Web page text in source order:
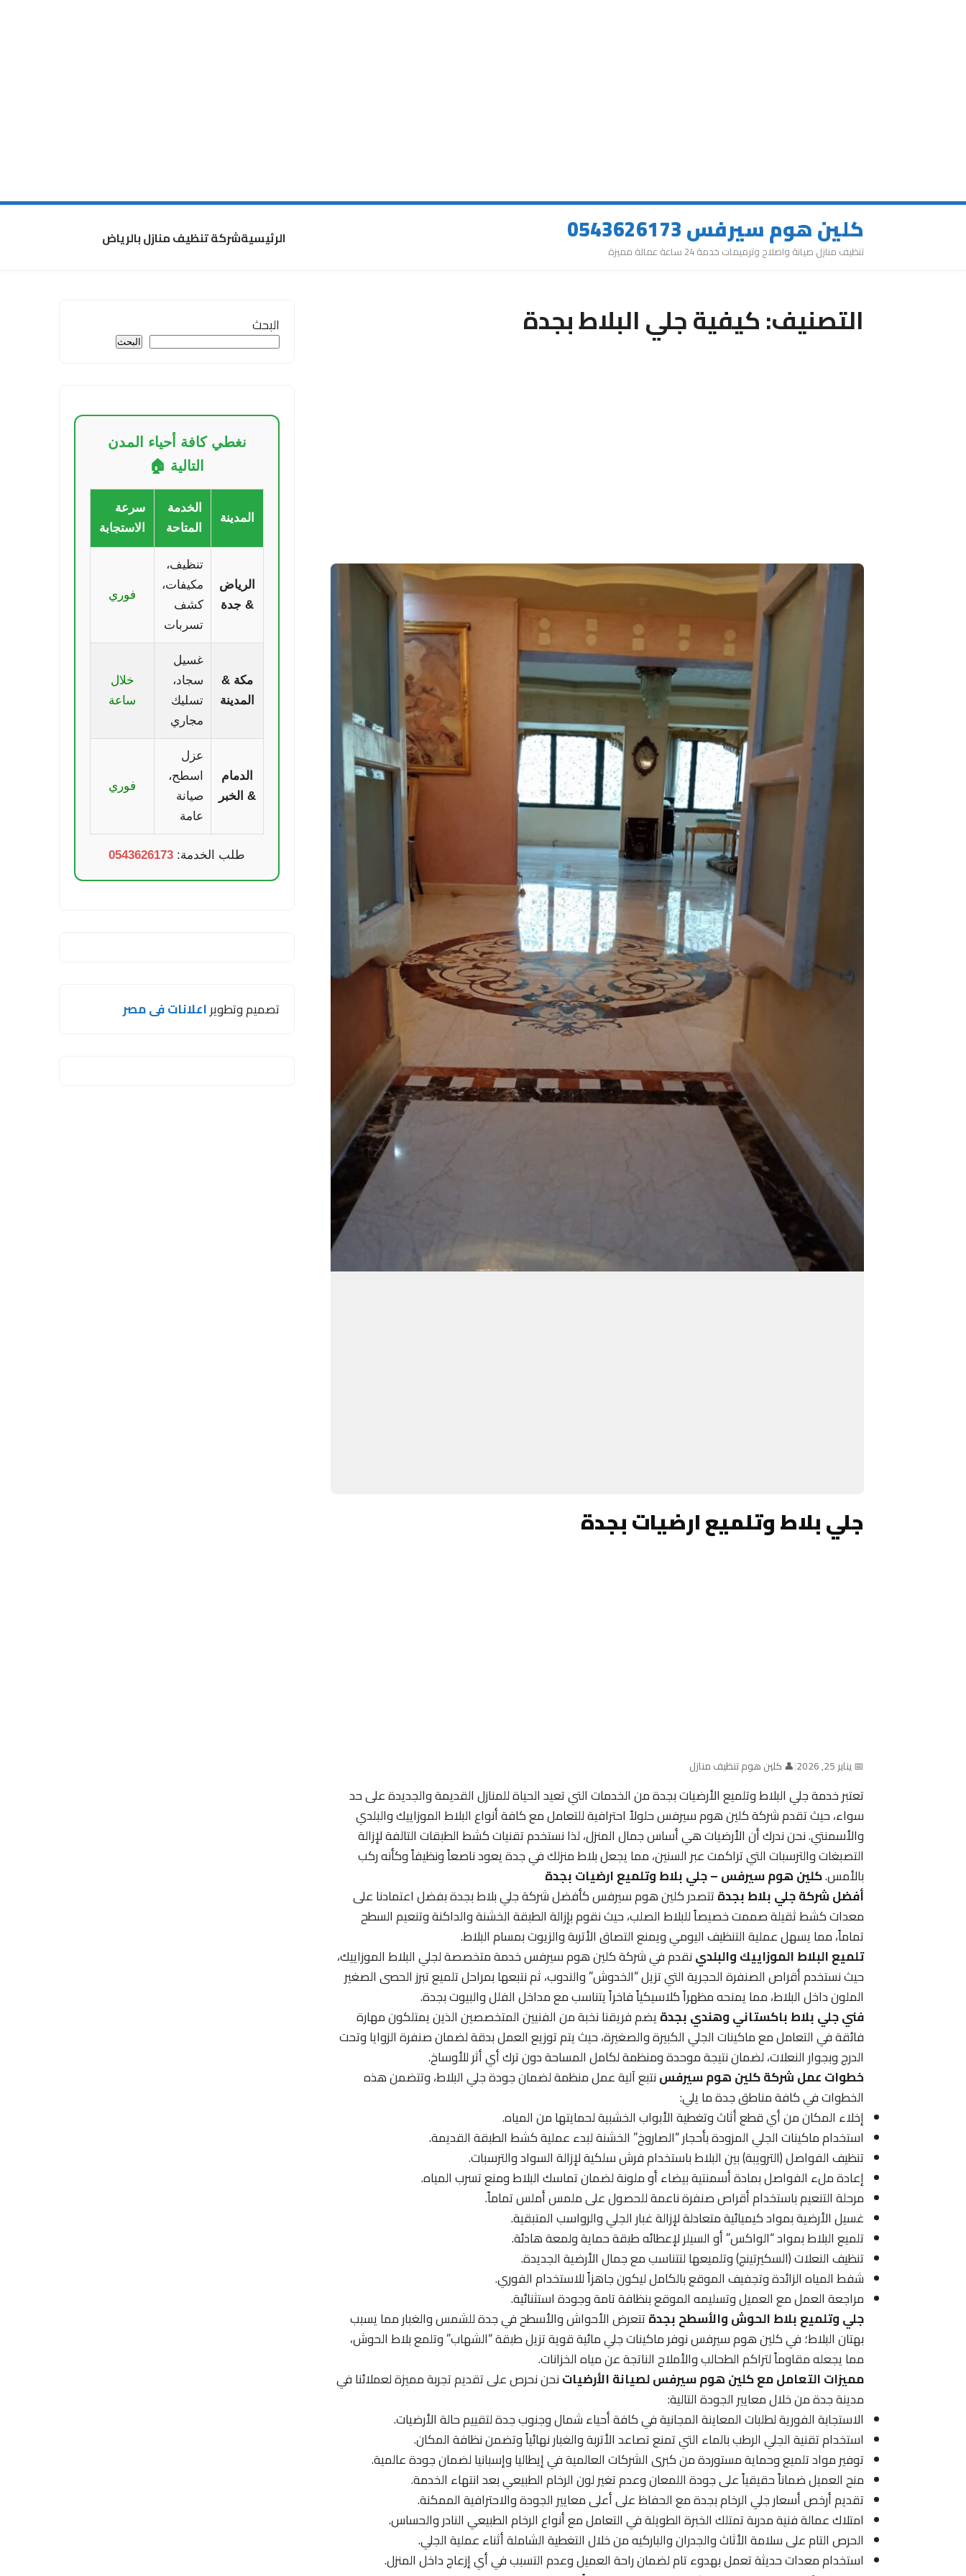
كلين هوم سيرفس 0543626173
تنظيف منازل صيانة واصلاح وترميمات خدمة 24 ساعة عمالة مميزة
الرئيسيةشركة تنظيف منازل بالرياض
التصنيف:كيفية جلي البلاط بجدة
جلي بلاط وتلميع ارضيات بجدة
📅 يناير 25, 2026 |👤 كلين هوم تنظيف منازل
تعتبر خدمة جلي البلاط وتلميع الأرضيات بجدة من الخدمات التي تعيد الحياة للمنازل القديمة والجديدة على حد
سواء، حيث تقدم شركة كلين هوم سيرفس حلولاً احترافية للتعامل مع كافة أنواع البلاط الموزاييك والبلدي
والأسمنتي. نحن ندرك أن الأرضيات هي أساس جمال المنزل، لذا نستخدم تقنيات كشط الطبقات التالفة لإزالة
التصبغات والترسبات التي تراكمت عبر السنين، مما يجعل بلاط منزلك في جدة يعود ناصعاً ونظيفاً وكأنه ركب
بالأمس.كلين هوم سيرفس – جلي بلاط وتلميع ارضيات بجدة
أفضل شركة جلي بلاط بجدةتتصدر كلين هوم سيرفس كأفضل شركة جلي بلاط بجدة بفضل اعتمادنا على
معدات كشط ثقيلة صممت خصيصاً للبلاط الصلب، حيث نقوم بإزالة الطبقة الخشنة والداكنة وتنعيم السطح
تماماً، مما يسهل عملية التنظيف اليومي ويمنع التصاق الأتربة والزيوت بمسام البلاط.
تلميع البلاط الموزاييك والبلدينقدم في شركة كلين هوم سيرفس خدمة متخصصة لجلي البلاط الموزاييك،
حيث نستخدم أقراص الصنفرة الحجرية التي تزيل “الخدوش” والندوب، ثم نتبعها بمراحل تلميع تبرز الحصى الصغير
الملون داخل البلاط، مما يمنحه مظهراً كلاسيكياً فاخراً يتناسب مع مداخل الفلل والبيوت بجدة.
فني جلي بلاط باكستاني وهندي بجدةيضم فريقنا نخبة من الفنيين المتخصصين الذين يمتلكون مهارة
فائقة في التعامل مع ماكينات الجلي الكبيرة والصغيرة، حيث يتم توزيع العمل بدقة لضمان صنفرة الزوايا وتحت
الدرج وبجوار النعلات، لضمان نتيجة موحدة ومنظمة لكامل المساحة دون ترك أي أثر للأوساخ.
خطوات عمل شركة كلين هوم سيرفسنتبع آلية عمل منظمة لضمان جودة جلي البلاط، وتتضمن هذه
الخطوات في كافة مناطق جدة ما يلي:
إخلاء المكان من أي قطع أثاث وتغطية الأبواب الخشبية لحمايتها من المياه.
استخدام ماكينات الجلي المزودة بأحجار “الصاروخ” الخشنة لبدء عملية كشط الطبقة القديمة.
تنظيف الفواصل (الترويبة) بين البلاط باستخدام فرش سلكية لإزالة السواد والترسبات.
إعادة ملء الفواصل بمادة أسمنتية بيضاء أو ملونة لضمان تماسك البلاط ومنع تسرب المياه.
مرحلة التنعيم باستخدام أقراص صنفرة ناعمة للحصول على ملمس أملس تماماً.
غسيل الأرضية بمواد كيميائية متعادلة لإزالة غبار الجلي والرواسب المتبقية.
تلميع البلاط بمواد “الواكس” أو السيلر لإعطائه طبقة حماية ولمعة هادئة.
تنظيف النعلات (السكيرتينج) وتلميعها لتتناسب مع جمال الأرضية الجديدة.
شفط المياه الزائدة وتجفيف الموقع بالكامل ليكون جاهزاً للاستخدام الفوري.
مراجعة العمل مع العميل وتسليمه الموقع بنظافة تامة وجودة استثنائية.
جلي وتلميع بلاط الحوش والأسطح بجدةتتعرض الأحواش والأسطح في جدة للشمس والغبار مما يسبب
بهتان البلاط؛ في كلين هوم سيرفس نوفر ماكينات جلي مائية قوية تزيل طبقة “الشهاب” وتلمع بلاط الحوش،
مما يجعله مقاوماً لتراكم الطحالب والأملاح الناتجة عن مياه الخزانات.
مميزات التعامل مع كلين هوم سيرفس لصيانة الأرضياتنحن نحرص على تقديم تجربة مميزة لعملائنا في
مدينة جدة من خلال معايير الجودة التالية:
الاستجابة الفورية لطلبات المعاينة المجانية في كافة أحياء شمال وجنوب جدة لتقييم حالة الأرضيات.
استخدام تقنية الجلي الرطب بالماء التي تمنع تصاعد الأتربة والغبار نهائياً وتضمن نظافة المكان.
توفير مواد تلميع وحماية مستوردة من كبرى الشركات العالمية في إيطاليا وإسبانيا لضمان جودة عالمية.
منح العميل ضماناً حقيقياً على جودة اللمعان وعدم تغير لون الرخام الطبيعي بعد انتهاء الخدمة.
تقديم أرخص أسعار جلي الرخام بجدة مع الحفاظ على أعلى معايير الجودة والاحترافية الممكنة.
امتلاك عمالة فنية مدربة تمتلك الخبرة الطويلة في التعامل مع أنواع الرخام الطبيعي النادر والحساس.
الحرص التام على سلامة الأثاث والجدران والباركيه من خلال التغطية الشاملة أثناء عملية الجلي.
استخدام معدات حديثة تعمل بهدوء تام لضمان راحة العميل وعدم التسبب في أي إزعاج داخل المنزل.
البحث
البحث
نغطي كافة أحياء المدن
التالية 🏠
المدينة
الخدمة
المتاحة
سرعة
الاستجابة
الرياض
& جدة
تنظيف،
مكيفات،
كشف
تسربات
فوري
مكة &
المدينة
غسيل
سجاد،
تسليك
مجاري
خلال
ساعة
الدمام
& الخبر
عزل
اسطح،
صيانة
عامة
فوري
طلب الخدمة: 0543626173
تصميم وتطويراعلانات فى مصر